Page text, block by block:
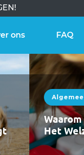
ons FAQ
Het
Mei